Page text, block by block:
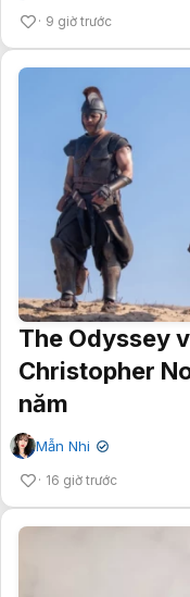
9 giờ trước
The Odyssey
Christopher
năm
Mẫn Nhi ✔
16 giờ trước